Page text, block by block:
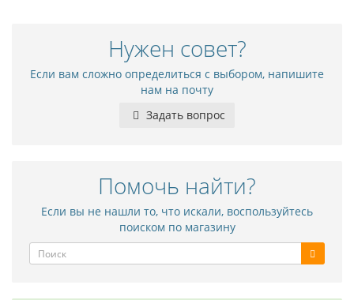
Нужен совет?
Если вам сложно определиться с выбором, напишите
нам на почту
Задать вопрос
Помочь найти?
Если вы не нашли то, что искали, воспользуйтесь
поиском по магазину